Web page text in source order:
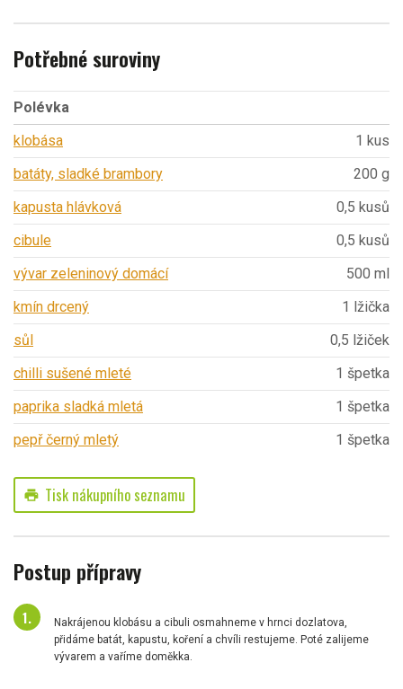
Potřebné suroviny
Polévka
klobása
1 kus
batáty, sladké brambory
200 g
kapusta hlávková
0,5 kusů
cibule
0,5 kusů
vývar zeleninový domácí
500 ml
kmín drcený
1 lžička
sůl
0,5 lžiček
chilli sušené mleté
1 špetka
paprika sladká mletá
1 špetka
pepř černý mletý
1 špetka
print Tisk nákupního seznamu
Postup přípravy
Nakrájenou klobásu a cibuli osmahneme v hrnci dozlatova,
přidáme batát, kapustu, koření a chvíli restujeme. Poté zalijeme
vývarem a vaříme doměkka.